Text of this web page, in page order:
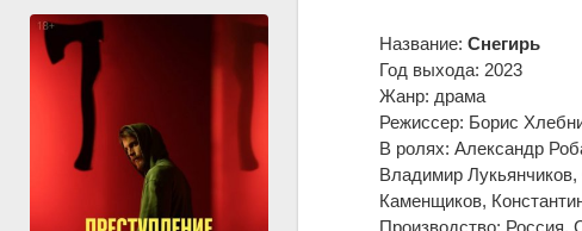
Название: Снегирь
Год выхода: 2023
Жанр: драма
Режиссер: Борис
В ролях: Александр
Владимир
Каменщиков,
Производство: Россия,